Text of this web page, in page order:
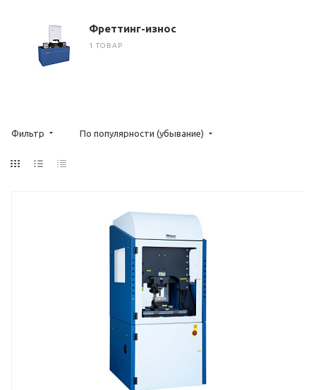
Фреттинг-износ
1 ТОВАР
Фильтр По популярности (убывание)